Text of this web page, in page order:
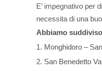
E’ impegnativo per
necessita di una
Abbiamo
1. Monghidoro –
2. San Benedetto